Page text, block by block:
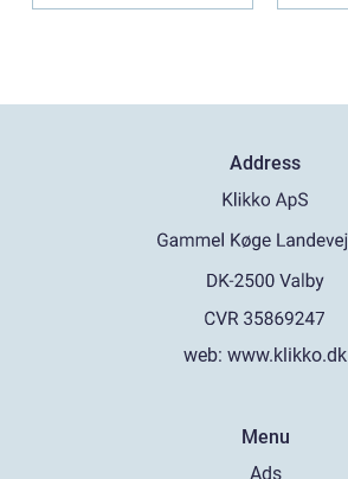
Address
web: www.klikko.dk
Menu
Ads